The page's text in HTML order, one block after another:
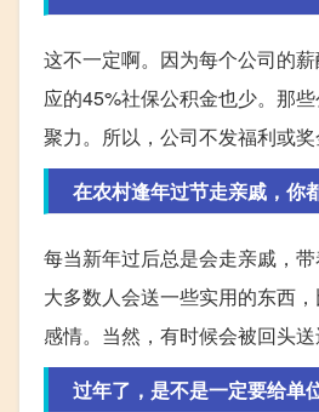
这不一定啊。因为每个公司的
应的45%社保公积金也少。那
聚力。所以，公司不发福利或奖
在农村逢年过节走亲戚，你
每当新年过后总是会走亲戚，
大多数人会送一些实用的东西
感情。当然，有时候会被回头
过年了，是不是一定要给单